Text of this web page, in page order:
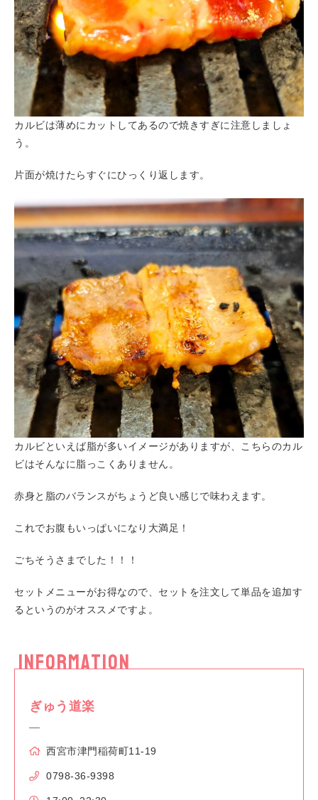
カルビは薄めにカットしてあるので焼きすぎに注意しましょ
う。
片面が焼けたらすぐにひっくり返します。
カルビといえば脂が多いイメージがありますが、こちらのカル
ビはそんなに脂っこくありません。
赤身と脂のバランスがちょうど良い感じで味わえます。
これでお腹もいっぱいになり大満足！
ごちそうさまでした！！！
セットメニューがお得なので、セットを注文して単品を追加す
るというのがオススメですよ。
INFORMATION
ぎゅう道楽
西宮市津門稲荷町11-19
0798-36-9398